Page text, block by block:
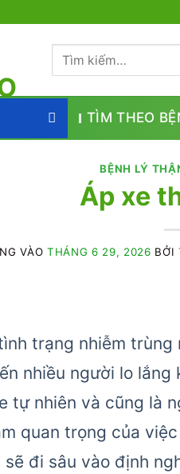
Tìm
TÌM THEO
BỆNH LÝ
Áp xe
VÀO THÁNG 6 29, 2026 BỞI
trạng nhiễm
nhiều người lo
tự nhiên và cũng là
quan trọng của
đi sâu vào định